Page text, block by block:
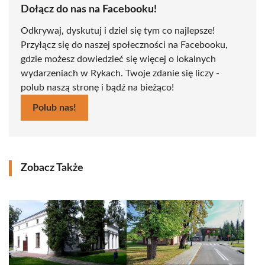
Dołącz do nas na Facebooku!
Odkrywaj, dyskutuj i dziel się tym co najlepsze!
Przyłącz się do naszej społeczności na Facebooku,
gdzie możesz dowiedzieć się więcej o lokalnych
wydarzeniach w Rykach. Twoje zdanie się liczy -
polub naszą stronę i bądź na bieżąco!
Polub nas!
Zobacz Także